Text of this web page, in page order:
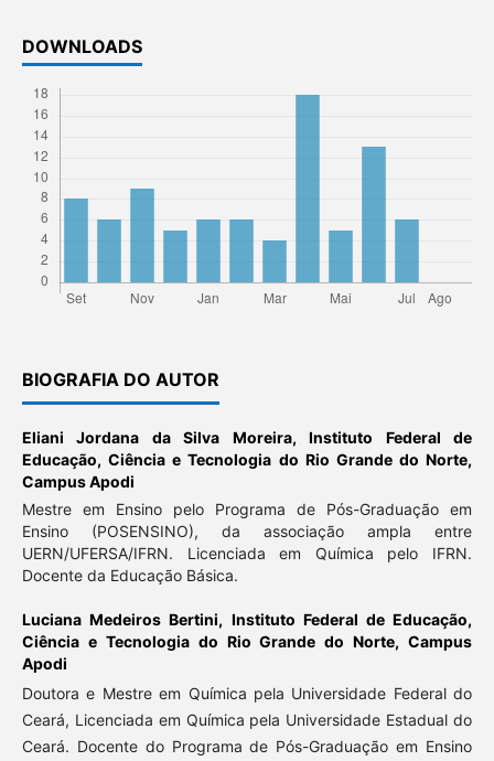
DOWNLOADS
BIOGRAFIA DO AUTOR
Eliani Jordana da Silva Moreira,Instituto Federal de
Educação, Ciência e Tecnologia do Rio Grande do Norte,
Campus Apodi
Mestre em Ensino pelo Programa de Pós-Graduação em
Ensino (POSENSINO), da associação ampla entre
UERN/UFERSA/IFRN. Licenciada em Química pelo IFRN.
Docente da Educação Básica.
Luciana Medeiros Bertini, Instituto Federal de Educação,
Ciência e Tecnologia do Rio Grande do Norte, Campus
Apodi
Doutora e Mestre em Química pela Universidade Federal do
Ceará, Licenciada em Química pela Universidade Estadual do
Ceará. Docente do Programa de Pós-Graduação em Ensino